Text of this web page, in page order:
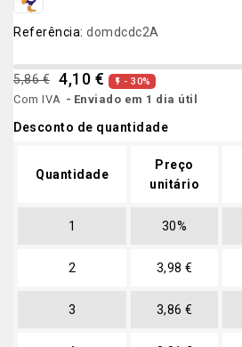
Referência: domdcdc2A
5,86 € 4,10 €  - 30%
Com IVA Enviado em 1 dia útil
Desconto de quantidade
Quantidade
Preço
unitário
1 30%
2 3,98 €
3 3,86 €